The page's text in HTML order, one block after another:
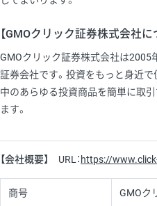
【GMOクリック証券株式会社に
GMOクリック証券株式会社は2005
証券会社です。投資をもっと身近で
中のあらゆる投資商品を簡単に取
ます。
【会社概要】 URL： https://
商号 GMOク